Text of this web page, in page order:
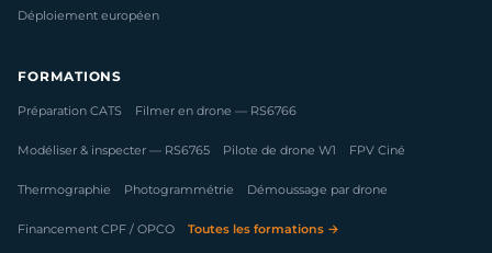
Déploiement européen
FORMATIONS
Préparation CATS Filmer en drone — RS6766
Modéliser & inspecter — RS6765 Pilote de drone W1 FPV Ciné
Thermographie Photogrammétrie Démoussage par drone
Financement CPF / OPCO Toutes les formations →